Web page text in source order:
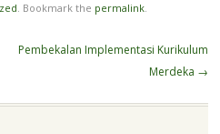
. Bookmark the permalink.
Pembekalan Implementasi Kurikulum
Merdeka →